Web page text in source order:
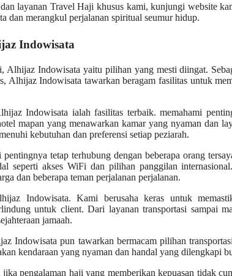
layanan Travel Haji khusus kami, kunjungi website
dan merangkul perjalanan spiritual seumur hidup.
Indowisata
Alhijaz Indowisata yaitu pilihan yang mesti diingat.
Alhijaz Indowisata tawarkan beragam fasilitas untuk
Indowisata ialah fasilitas terbaik. memahami
mapan yang menawarkan kamar yang nyaman dan
kebutuhan dan preferensi setiap peziarah.
tetap terhubung dengan beberapa orang
seperti akses WiFi dan pilihan panggilan
dan beberapa teman perjalanan perjalanan.
Indowisata. Kami berusaha keras untuk
untuk client. Dari layanan transportasi sampai
jamaah.
Indowisata pun tawarkan bermacam pilihan
kendaraan yang nyaman dan handal yang dilengkapi
pengalaman haji yang memberikan kepuasan tidak